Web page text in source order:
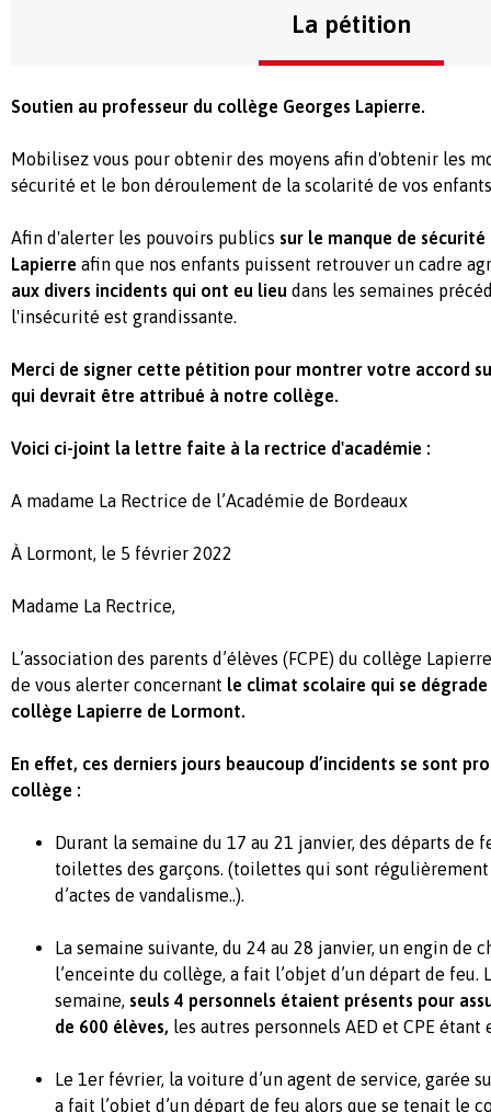
La pétition
Soutien au professeur du collège Georges Lapierre.
Mobilisez vous pour obtenir des moyens afin d'obtenir les
sécurité et le bon déroulement de la scolarité de vos
Afin d'alerter les pouvoirs publics sur le manque de
Lapierre afin que nos enfants puissent retrouver un cadre
aux divers incidents qui ont eu lieu dans les semaines
l'insécurité est grandissante.
Merci de signer cette pétition pour montrer votre accord
qui devrait être attribué à notre collège.
Voici ci-joint la lettre faite à la rectrice d'académie :
A madame La Rectrice de l’Académie de Bordeaux
À Lormont, le 5 février 2022
Madame La Rectrice,
L’association des parents d’élèves (FCPE) du collège
de vous alerter concernant le climat scolaire qui se
collège Lapierre de Lormont.
En effet, ces derniers jours beaucoup d’incidents se sont
collège :
Durant la semaine du 17 au 21 janvier, des départs de
toilettes des garçons. (toilettes qui sont
d’actes de vandalisme..).
La semaine suivante, du 24 au 28 janvier, un engin de
l’enceinte du collège, a fait l’objet d’un départ de feu.
semaine, seuls 4 personnels étaient présents pour
de 600 élèves, les autres personnels AED et CPE étant
Le 1er février, la voiture d’un agent de service, garée
a fait l’objet d’un départ de feu alors que se tenait le